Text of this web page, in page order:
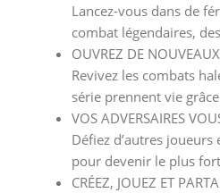
Lancez-vous dans de
combat légendaires,
OUVREZ DE
Revivez les combats
série prennent vie
VOS ADVERSAIRES
Défiez d’autres
pour devenir le plus
CRÉEZ, JOUEZ ET